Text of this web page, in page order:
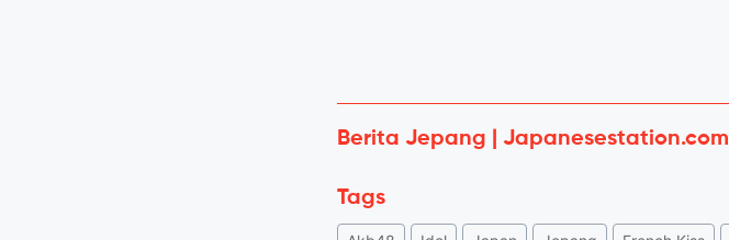
Berita Jepang | Japanesestation.com
Tags